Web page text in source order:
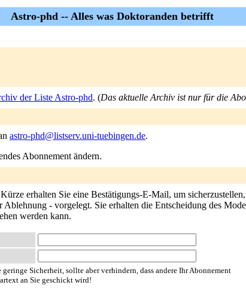
Astro-phd -- Alles was Doktoranden betrifft
der Liste Astro-phd. (Das aktuelle Archiv ist nur für die
astro-phd@listserv.uni-tuebingen.de.
Abonnement ändern.
erhalten Sie eine Bestätigungs-E-Mail, um
- vorgelegt. Sie erhalten die Entscheidung des
werden kann.
Sicherheit, sollte aber verhindern, dass andere Ihr Abonnement
an Sie geschickt wird!